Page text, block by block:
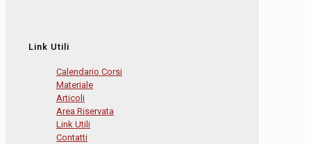
Link Utili
Calendario Corsi
Materiale
Articoli
Area Riservata
Link Utili
Contatti